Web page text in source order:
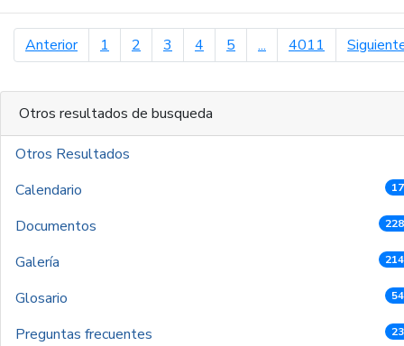
Anteriorpágina anterior
1 2 3 4 5 ... 4011
Otros resultados de busqueda
Otros Resultados
Calendario
Documentos
Galería
Glosario
Preguntas frecuentes